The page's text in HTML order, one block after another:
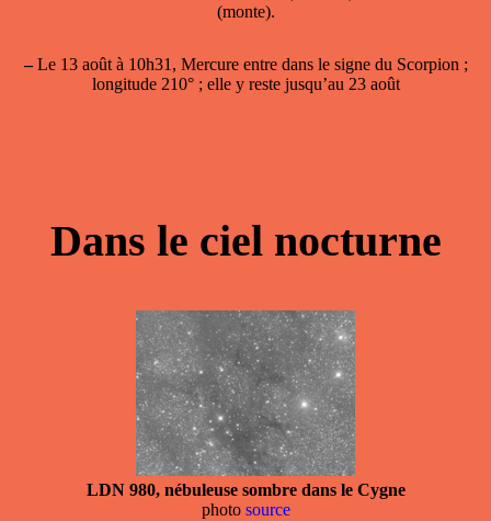
(monte).
–Le 13 août à 10h31, Mercure entre dans le signe du Scorpion ;
longitude 210° ; elle y reste jusqu’au 23 août
Dans le ciel nocturne
LDN 980, nébuleuse sombre dans le Cygne
photo source